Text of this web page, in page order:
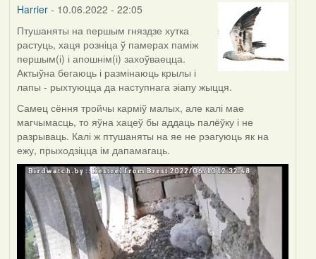
Harrier- 10.06.2022 - 22:05
Птушаняты на першым гняздзе хутка
растуць, хаця розніца ў памерах паміж
першым(і) і апошнім(і) захоўваецца.
Актыўна бегаюць і размінаюць крылы і
лапы - рыхтуюцца да наступнага эіапу жыцця.
Самец сёння тройчы карміў малых, але калі мае
магчымасць, то яўна хацеў бы аддаць палёўку і не
разрываць. Калі ж птушаняты на яе не рэагуюць як на
ежу, прыходзіцца ім дапамагаць.